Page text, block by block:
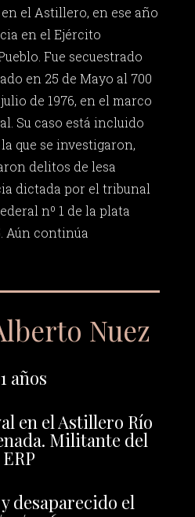
el Astillero, en ese año
en el Ejército
Fue secuestrado
en 25 de Mayo al 700
de 1976, en el marco
Su caso está incluido
que se investigaron,
delitos de lesa
dictada por el tribunal
nº 1 de la plata
Aún continúa
Nuez
años
en el Astillero Río
Militante del
ERP
desaparecido el